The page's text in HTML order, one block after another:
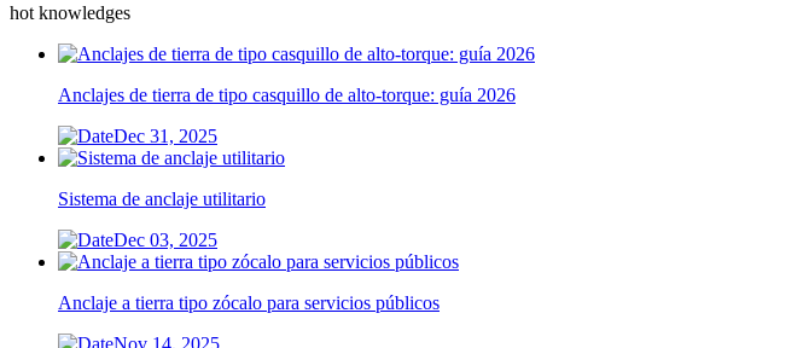
hot knowledges
Anclajes de tierra de tipo casquillo de alto-torque: guía 2026
Dec 31, 2025
Sistema de anclaje utilitario
Dec 03, 2025
Anclaje a tierra tipo zócalo para servicios públicos
Nov 14, 2025